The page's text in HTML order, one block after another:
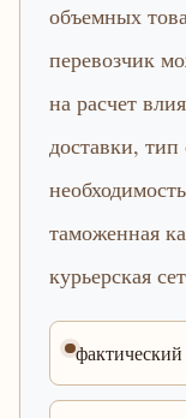
объемных
перевозчик
на расчет
доставки, тип
таможенная
курьерская